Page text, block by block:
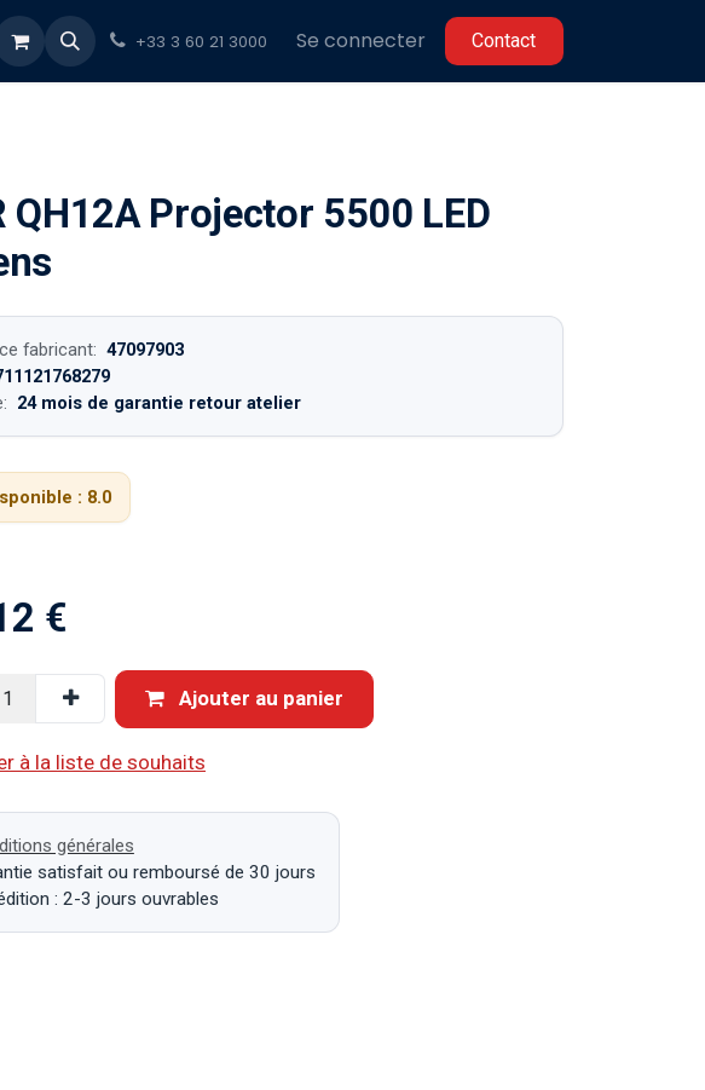
+33 3 60 21 3000 Se connecter C​​ontact
QH12A Projector 5500 LED
fabricant: 47097903
24 mois de garantie retour atelier
: 8.0
€
Ajouter au panier
à la liste de souhaits
générales
satisfait ou remboursé de 30 jours
: 2-3 jours ouvrables